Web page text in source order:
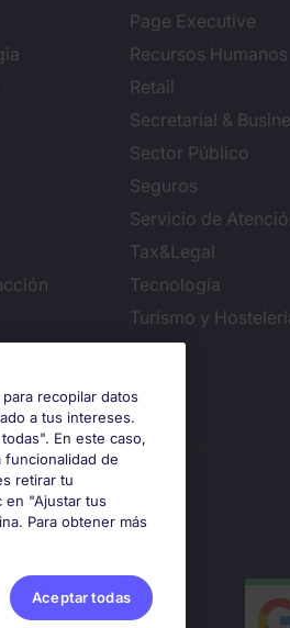
Page Executive
Recursos Humanos
Retail
Secretarial &
Sector Público
Seguros
Servicio de
Tax&Legal
Tecnología
Turismo y
recopilar datos
a tus intereses.
En este caso,
funcionalidad de
retirar tu
en "Ajustar tus
Para obtener más
Aceptar todas